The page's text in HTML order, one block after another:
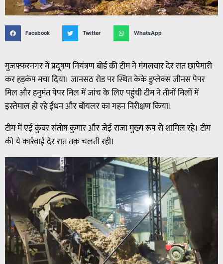
Facebook Twitter WhatsApp
मुजफ्फरनगर में प्रदूषण नियंत्रण बोर्ड की टीम ने मंगलवार देर रात छापेमारी
कर हड़कंप मचा दिया। जानसठ रोड पर स्थित केके डुप्लेक्स जीनस पेपर
मिल और हनुमंत पेपर मिल में जांच के लिए पहुंची टीम ने तीनों मिलों में
इस्तेमाल हो रहे ईंधन और बॉयलर का गहन निरीक्षण किया।
टीम में एई कुंवर संतोष कुमार और जेई राजा मुख्य रूप से शामिल रहे। टीम
की ये कार्रवाई देर रात तक चलती रही।